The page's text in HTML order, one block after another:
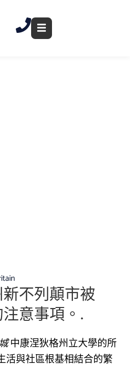
不列顛市被
意事項。.
中康涅狄格州立大學的所
活與社區根基相結合的繁